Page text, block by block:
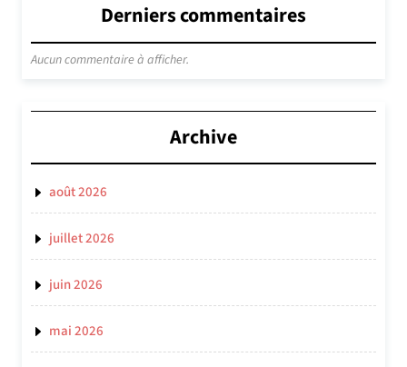
Derniers commentaires
Aucun commentaire à afficher.
Archive
août 2026
juillet 2026
juin 2026
mai 2026